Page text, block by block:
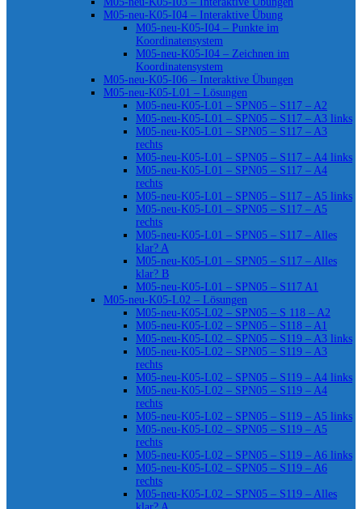
M05-neu-K05-I04 – Interaktive Übung
M05-neu-K05-I04 – Punkte im
Koordinatensystem
M05-neu-K05-I04 – Zeichnen im
Koordinatensystem
M05-neu-K05-I06 – Interaktive Übungen
M05-neu-K05-L01 – Lösungen
M05-neu-K05-L01 – SPN05 – S117 – A2
M05-neu-K05-L01 – SPN05 – S117 – A3 links
M05-neu-K05-L01 – SPN05 – S117 – A3
rechts
M05-neu-K05-L01 – SPN05 – S117 – A4 links
M05-neu-K05-L01 – SPN05 – S117 – A4
rechts
M05-neu-K05-L01 – SPN05 – S117 – A5 links
M05-neu-K05-L01 – SPN05 – S117 – A5
rechts
M05-neu-K05-L01 – SPN05 – S117 – Alles
klar? A
M05-neu-K05-L01 – SPN05 – S117 – Alles
klar? B
M05-neu-K05-L01 – SPN05 – S117 A1
M05-neu-K05-L02 – Lösungen
M05-neu-K05-L02 – SPN05 – S 118 – A2
M05-neu-K05-L02 – SPN05 – S118 – A1
M05-neu-K05-L02 – SPN05 – S119 – A3 links
M05-neu-K05-L02 – SPN05 – S119 – A3
rechts
M05-neu-K05-L02 – SPN05 – S119 – A4 links
M05-neu-K05-L02 – SPN05 – S119 – A4
rechts
M05-neu-K05-L02 – SPN05 – S119 – A5 links
M05-neu-K05-L02 – SPN05 – S119 – A5
rechts
M05-neu-K05-L02 – SPN05 – S119 – A6 links
M05-neu-K05-L02 – SPN05 – S119 – A6
rechts
M05-neu-K05-L02 – SPN05 – S119 – Alles